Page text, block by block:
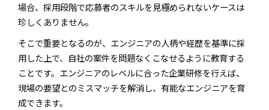
場合、採用段階で応募者のスキルを見極められないケースは
珍しくありません。
そこで重要となるのが、エンジニアの人柄や経歴を基準に採
用した上で、自社の案件を問題なくこなせるように教育する
ことです。エンジニアのレベルに合った企業研修を行えば、
現場の要望とのミスマッチを解消し、有能なエンジニアを育
成できます。